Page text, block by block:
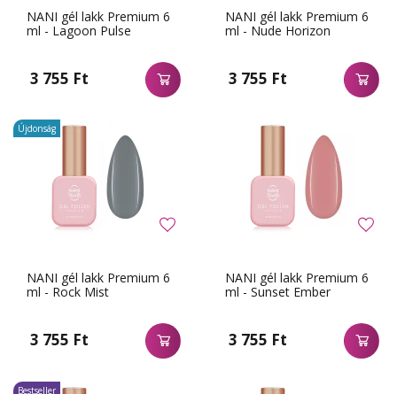
NANI gél lakk Premium 6
ml - Lagoon Pulse
3 755 Ft
NANI gél lakk Premium 6
ml - Nude Horizon
3 755 Ft
NANI gél lakk Premium 6
ml - Rock Mist
3 755 Ft
Újdonság
NANI gél lakk Premium 6
ml - Sunset Ember
3 755 Ft
Bestseller